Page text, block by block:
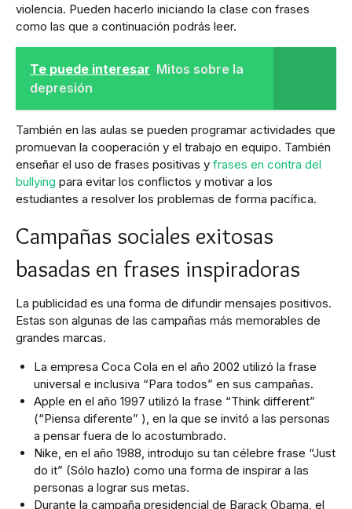
violencia. Pueden hacerlo iniciando la clase con frases
como las que a continuación podrás leer.
Te puede interesar Mitos sobre la
depresión
También en las aulas se pueden programar actividades que
promuevan la cooperación y el trabajo en equipo. También
enseñar el uso de frases positivas y frases en contra del
bullying para evitar los conflictos y motivar a los
estudiantes a resolver los problemas de forma pacífica.
Campañas sociales exitosas
basadas en frases inspiradoras
La publicidad es una forma de difundir mensajes positivos.
Estas son algunas de las campañas más memorables de
grandes marcas.
La empresa Coca Cola en el año 2002 utilizó la frase
universal e inclusiva “Para todos” en sus campañas.
Apple en el año 1997 utilizó la frase “Think different”
(“Piensa diferente” ), en la que se invitó a las personas
a pensar fuera de lo acostumbrado.
Nike, en el año 1988, introdujo su tan célebre frase “Just
do it” (Sólo hazlo) como una forma de inspirar a las
personas a lograr sus metas.
Durante la campaña presidencial de Barack Obama, el